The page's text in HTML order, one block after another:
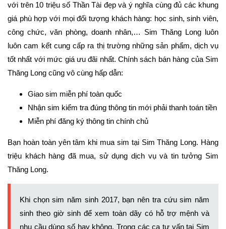
với trên 10 triệu số Thần Tài đẹp và ý nghĩa cùng đủ các khung
giá phù hợp với mọi đối tượng khách hàng: học sinh, sinh viên,
công chức, văn phòng, doanh nhân,… Sim Thăng Long luôn
luôn cam kết cung cấp ra thị trường những sản phẩm, dịch vụ
tốt nhất với mức giá ưu đãi nhất. Chính sách bán hàng của Sim
Thăng Long cũng vô cùng hấp dẫn:
Giao sim miễn phí toàn quốc
Nhận sim kiểm tra đúng thông tin mới phải thanh toán tiền
Miễn phí đăng ký thông tin chính chủ
Bạn hoàn toàn yên tâm khi mua sim tại Sim Thăng Long. Hàng
triệu khách hàng đã mua, sử dụng dịch vụ và tin tưởng Sim
Thăng Long.
Khi chọn sim năm sinh 2017, bạn nên tra cứu sim năm
sinh theo giờ sinh để xem toàn dãy có hỗ trợ mệnh và
nhu cầu dùng số hay không. Trong các ca tư vấn tại Sim